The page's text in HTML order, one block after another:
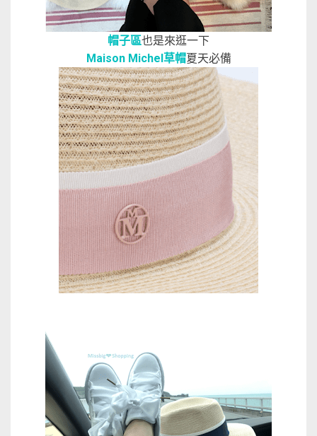
帽子區也是來逛一下
Maison Michel草帽夏天必備